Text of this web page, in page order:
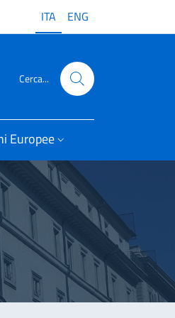
ITA ENG
Cerca...
Europee